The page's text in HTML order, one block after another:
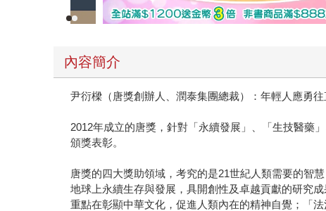
內容簡介
尹衍樑（唐獎創辦人、潤泰集團總裁）：年輕人應勇
2012年成立的唐獎，針對「永續發展」、「生技醫藥
頒獎表彰。
唐獎的四大獎助領域，考究的是21世紀人類需要的智
地球上永續生存與發展，具開創性及卓越貢獻的研究
重點在彰顯中華文化，促進人類內在的精神自覺；「